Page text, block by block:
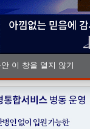
이 창을 열지 않기